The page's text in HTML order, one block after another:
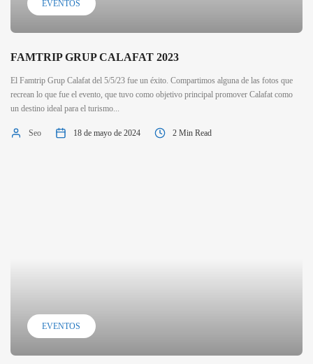
EVENTOS
FAMTRIP GRUP CALAFAT 2023
El Famtrip Grup Calafat del 5/5/23 fue un éxito. Compartimos alguna de las fotos que
recrean lo que fue el evento, que tuvo como objetivo principal promover Calafat como
un destino ideal para el turismo...
Seo 18 de mayo de 2024 2 Min Read
EVENTOS